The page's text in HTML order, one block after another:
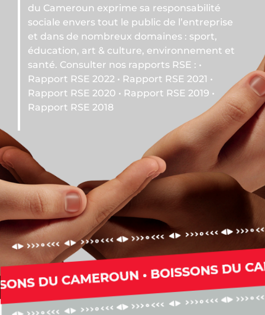
sa responsabilité
public de l’entreprise
domaines : sport,
environnement et
rapports RSE : •
RSE 2021 •
Rapport RSE 2019 •